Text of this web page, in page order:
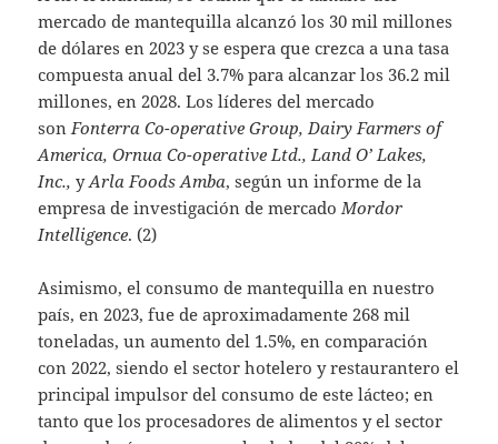
mercado de mantequilla alcanzó los 30 mil millones
de dólares en 2023 y se espera que crezca a una tasa
compuesta anual del 3.7% para alcanzar los 36.2 mil
millones, en 2028. Los líderes del mercado
sonFonterra Co-operative Group, Dairy Farmers of
America, Ornua Co-operative Ltd., Land O’ Lakes,
Inc., yArla Foods Amba, según un informe de la
empresa de investigación de mercadoMordor
Intelligence. (2)
Asimismo, el consumo de mantequilla en nuestro
país, en 2023, fue de aproximadamente 268 mil
toneladas, un aumento del 1.5%, en comparación
con 2022, siendo el sector hotelero y restaurantero el
principal impulsor del consumo de este lácteo; en
tanto que los procesadores de alimentos y el sector